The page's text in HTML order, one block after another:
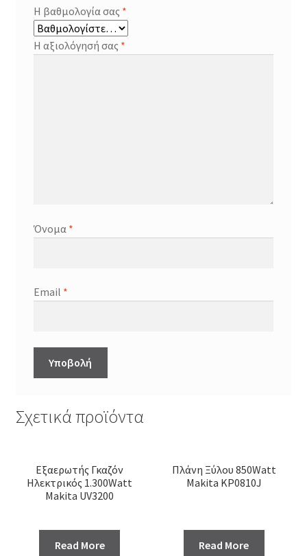
Η βαθμολογία σας *
Η αξιολόγησή σας *
Όνομα *
Email *
Σχετικά προϊόντα
Εξαερωτής Γκαζόν
Ηλεκτρικός 1.300Watt
Makita UV3200
Read More
Πλάνη Ξύλου 850Watt
Makita KP0810J
Read More